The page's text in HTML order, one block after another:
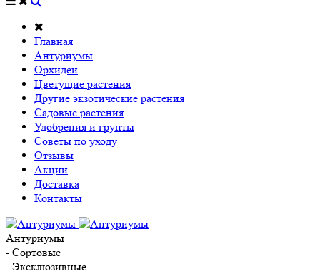
Главная
Антуриумы
Орхидеи
Цветущие растения
Другие экзотические растения
Садовые растения
Удобрения и грунты
Советы по уходу
Отзывы
Акции
Доставка
Контакты
Антуриумы
- Сортовые
- Эксклюзивные